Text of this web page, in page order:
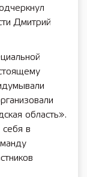
Дмитрий
область».
в